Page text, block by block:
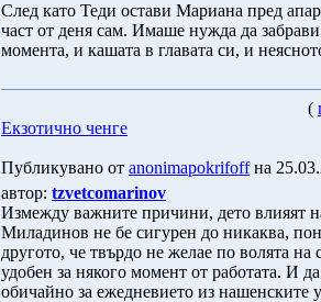
След като Теди остави Мариана пред
част от деня сам. Имаше нужда да
момента, и кашата в главата си, и
(
Екзотично ченге
Публикувано от anonimapokrifoffна
автор: tzvetcomarinov
Измежду важните причини, дето влияят
Миладинов не бе сигурен до никаква,
другото, че твърдо не желае по волята
удобен за някого момент от работата. И
обичайно за ежедневието из